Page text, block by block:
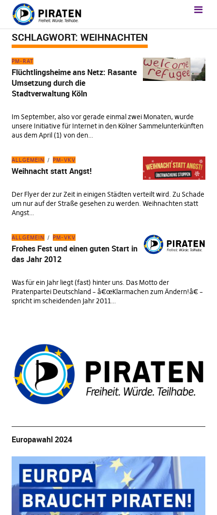
SCHLAGWORT: WEIHNACHTEN
PM-RAT
Flüchtlingsheime ans Netz: Rasante
Umsetzung durch die
Stadtverwaltung Köln
Im September, also vor gerade einmal zwei Monaten, wurde
unsere Initiative für Internet in den Kölner Sammelunterkünften
aus dem April (1) von den…
ALLGEMEIN PM-VKV
Weihnacht statt Angst!
Der Flyer der zur Zeit in einigen Städten verteilt wird. Zu Schade
um nur auf der Straße gesehen zu werden. Weihnachten statt
Angst…
ALLGEMEIN PM-VKV
Frohes Fest und einen guten Start in
das Jahr 2012
Was für ein Jahr liegt (fast) hinter uns. Das Motto der
Piratenpartei Deutschland – â€œKlarmachen zum Ändern!â€ –
spricht im scheidenden Jahr 2011…
Europawahl 2024